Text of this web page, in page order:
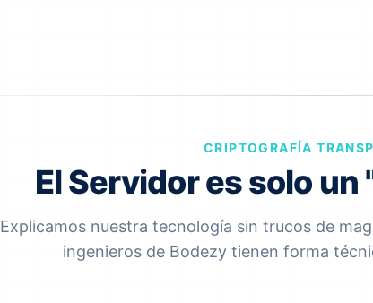
CRIPTOGRAFÍA
El Servidor es solo
Explicamos nuestra tecnología sin trucos de
ingenieros de Bodezy tienen forma